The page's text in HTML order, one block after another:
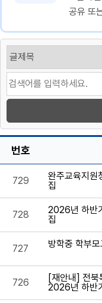
공유 또
번호
729
완주교육지원
집
728
2026년 하반
집
727 방학중 학부
726
[재안내] 전북
2026년 하반
모집